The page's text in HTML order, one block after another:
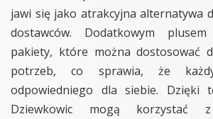
jawi się jako atrakcyjna alternatywa
dostawców. Dodatkowym
pakiety, które można dostosować
potrzeb, co sprawia, że
odpowiedniego dla siebie. Dzięki
Dziewkowic mogą korzystać z